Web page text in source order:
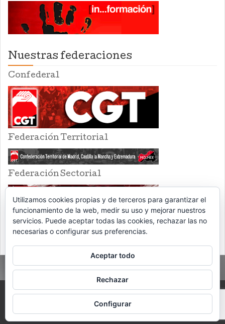
Nuestras federaciones
Confederal
Federación Territorial
Federación Sectorial
PROUDLY POWERED BY WORDPRESS THEME: EVENTBRITE SINGLE EVENT
Utilizamos cookies propias y de terceros para garantizar el
funcionamiento de la web, medir su uso y mejorar nuestros
servicios. Puede aceptar todas las cookies, rechazar las no
necesarias o configurar sus preferencias.
Aceptar todo
Rechazar
Configurar